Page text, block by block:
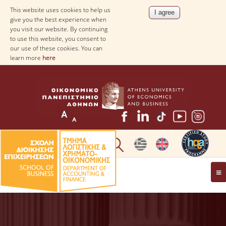
This website uses cookies to help us
give you the best experience when
you visit our website. By continuing
to use this website, you consent to
our use of these cookies. You can
learn more here
THE DEPARTMENT